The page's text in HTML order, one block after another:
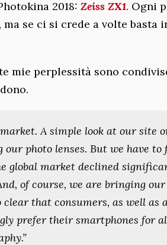
2018: Zeiss ZX1. Ogni
se ci si crede a volte basta
mie perplessità sono
A simple look at our site
photo lenses. But we have to
global market declined
of course, we are bringing
that consumers, as well as
prefer their smartphones for